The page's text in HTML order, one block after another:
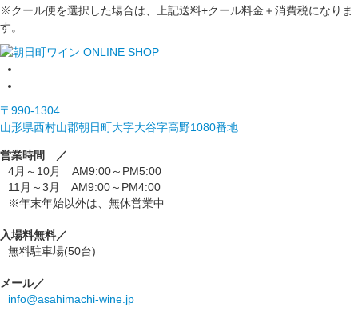
※クール便を選択した場合は、上記送料+クール料金＋消費税になりま
す。
〒990-1304
山形県西村山郡朝日町大字大谷字高野1080番地
営業時間 ／
4月～10月 AM9:00～PM5:00
11月～3月 AM9:00～PM4:00
※年末年始以外は、無休営業中
入場料無料／
無料駐車場(50台)
メール／
info@asahimachi-wine.jp